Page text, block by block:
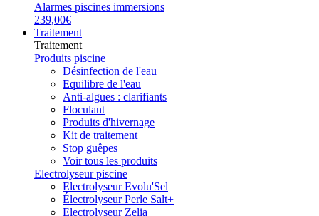
Alarmes piscines immersions
239,00€
Traitement
Traitement
Produits piscine
Désinfection de l'eau
Equilibre de l'eau
Anti-algues : clarifiants
Floculant
Produits d'hivernage
Kit de traitement
Stop guêpes
Voir tous les produits
Electrolyseur piscine
Electrolyseur Evolu'Sel
Électrolyseur Perle Salt+
Electrolyseur Zelia